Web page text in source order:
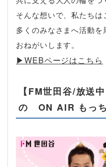
そんな想いで、私たちは
多くのみなさまへ活動を
おねがいします。
▶︎WEBページはこちら
【FM世田谷/放送
の ON AIR もっ